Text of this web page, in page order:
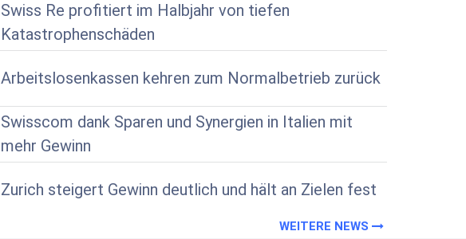
Swiss Re profitiert im Halbjahr von tiefen
Katastrophenschäden
Arbeitslosenkassen kehren zum Normalbetrieb zurück
Swisscom dank Sparen und Synergien in Italien mit
mehr Gewinn
Zurich steigert Gewinn deutlich und hält an Zielen fest
WEITERE NEWS